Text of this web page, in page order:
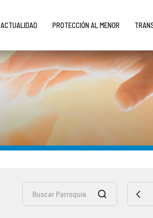
ACTUALIDAD PROTECCIÓN AL MENOR